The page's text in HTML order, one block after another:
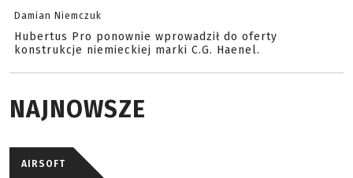
Damian Niemczuk
Hubertus Pro ponownie wprowadził do oferty
konstrukcje niemieckiej marki C.G. Haenel.
NAJNOWSZE
AIRSOFT